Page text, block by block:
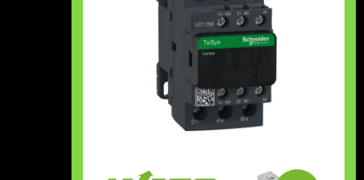
www.truongthinhtech.com
www.components.com.vn